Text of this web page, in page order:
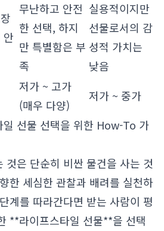
안
무난하고 안전
한 선택, 하지
만 특별함은 부
족
실용적이지만
선물로서의 감
성적 가치는
낮음
저가 ~ 고가
(매우 다양)
저가 ~ 중가
일 선물 선택을 위한 How-To 가
것은 단순히 비싼 물건을 사는 것
한 세심한 관찰과 배려를 실천하
계를 따라간다면 받는 사람이 평
**라이프스타일 선물**을 선택